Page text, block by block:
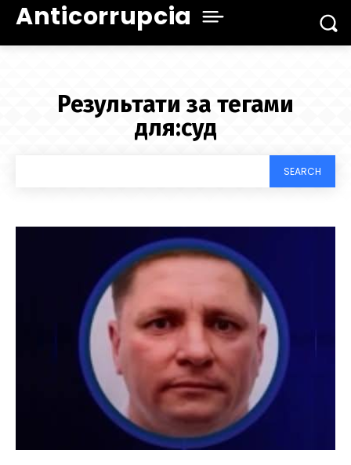
Anticorrupcia
Результати за тегами
для:суд
SEARCH